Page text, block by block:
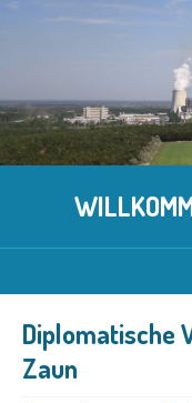
Diplomatische
Zaun